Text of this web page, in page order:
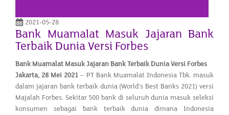
2021-05-28
Bank Muamalat Masuk Jajaran Bank
Terbaik Dunia Versi Forbes
Bank Muamalat Masuk Jajaran Bank Terbaik Dunia Versi Forbes
Jakarta, 28 Mei 2021 – PT Bank Muamalat Indonesia Tbk. masuk
dalam jajaran bank terbaik dunia (World’s Best Banks 2021) versi
Majalah Forbes. Sekitar 500 bank di seluruh dunia masuk seleksi
konsumen sebagai bank terbaik dunia dimana Indonesia